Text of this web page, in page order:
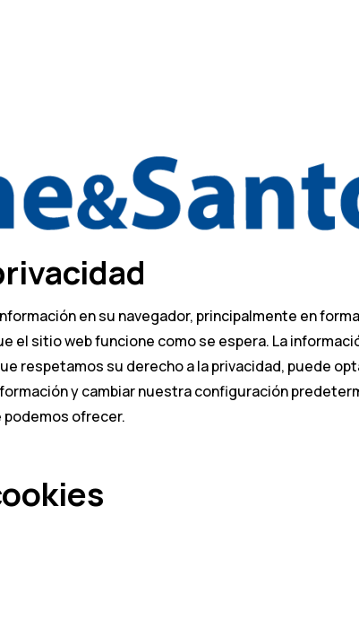
en su navegador, principalmente en
el sitio web funcione como se espera. La
respetamos su derecho a la privacidad, puede
y cambiar nuestra configuración
podemos ofrecer.